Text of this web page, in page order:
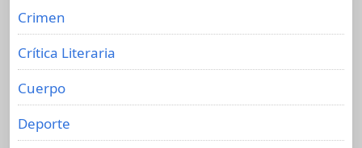
Crimen
Crítica Literaria
Cuerpo
Deporte